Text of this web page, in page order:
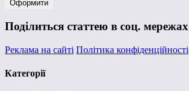
Поділиться статтею в соц. мережах
Реклама на сайті Політика конфіденційності
Категорії